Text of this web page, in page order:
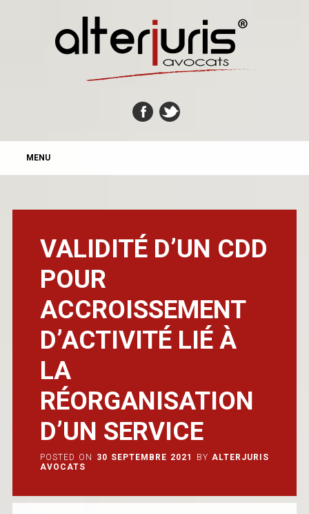
MAIN MENU
MENU
VALIDITÉ D’UN CDD
POUR
ACCROISSEMENT
D’ACTIVITÉ LIÉ À
LA
RÉORGANISATION
D’UN SERVICE
POSTED ON 30 SEPTEMBRE 2021 BY ALTERJURIS
AVOCATS